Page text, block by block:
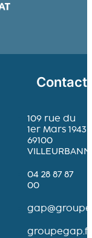
Contact
109 rue du
1er Mars 1943
69100
04 28 87 87
00
groupegap.fr